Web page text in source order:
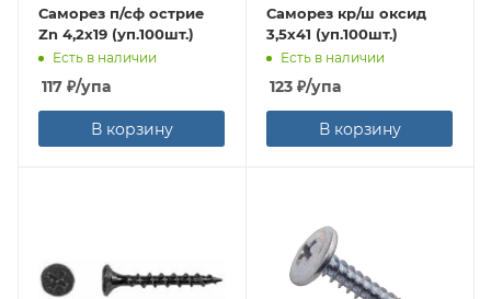
Саморез п/сф острие
Zn 4,2х19 (уп.100шт.)
Есть в наличии
117 ₽/упа
В корзину
Саморез кр/ш оксид
3,5х41 (уп.100шт.)
Есть в наличии
123 ₽/упа
В корзину